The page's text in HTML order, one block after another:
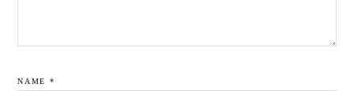
NAME *